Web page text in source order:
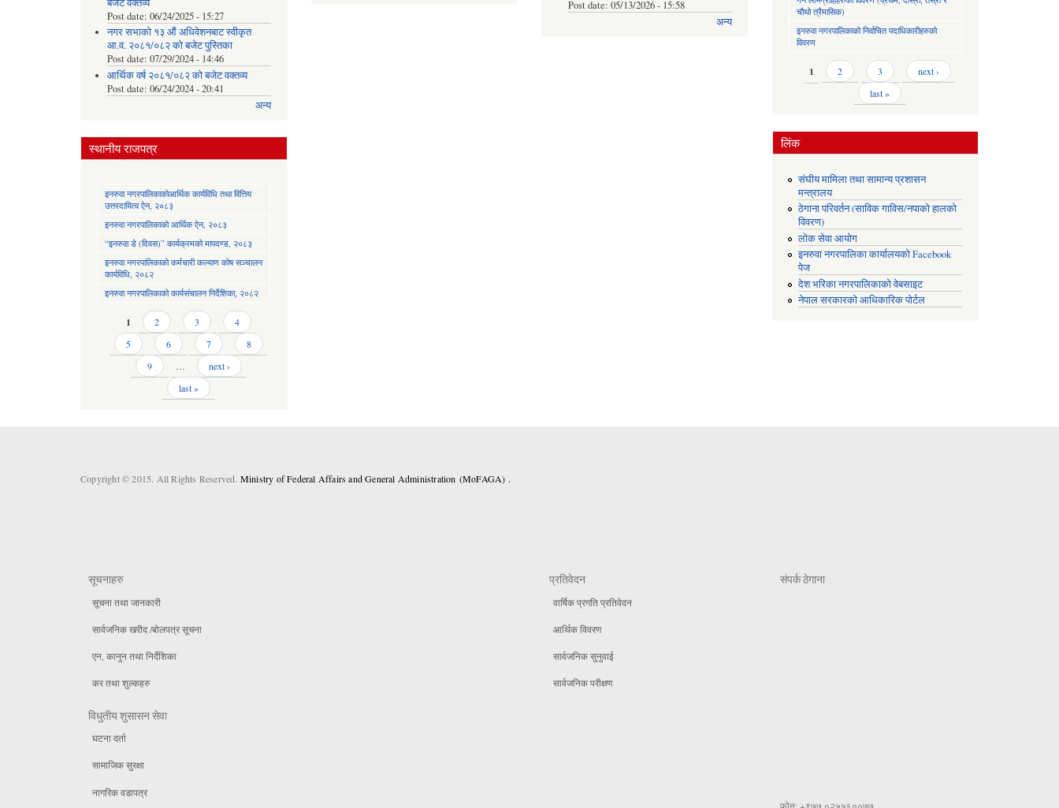
Post date: 06/24/2025 - 15:27
नगर सभाको १३ औं अधिवेशनबाट स्वीकृत
आ.व. २०८१/०८२ को बजेट पुस्तिका
Post date: 07/29/2024 - 14:46
आर्थिक वर्ष २०८१/०८२ को बजेट वक्तव्य
Post date: 06/24/2024 - 20:41
अन्य
स्थानीय राजपत्र
इनरुवा नगरपालिकाकोआर्थिक कार्यविधि तथा वित्तिय
उत्तरदायित्व ऐन, २०८३
इनरुवा नगरपालिकाको आर्थिक ऐन, २०८३
“इनरुवा डे (दिवस)” कार्यक्रमको मापदण्ड, २०८३
इनरुवा नगरपालिकाको कर्मचारी कल्याण कोष सञ्चालन
कार्यविधि, २०८२
इनरुवा नगरपालिकाको कार्यसंचालन निर्देशिका, २०८२
Pages1 2 3
4
5
6 7
8
9
…
next ›
last »
Post date: 05/13/2026 - 15:58
अन्य
चौथो त्रैमासिक)
इनरुवा नगरपालिकाको निर्वाचित पदाधिकारीहरुको
विवरण
Pages
1 2 3
next ›
last »
लिंक
संघीय मामिला तथा सामान्य प्रशासन
मन्त्रालय
ठेगाना परिवर्तन (साविक गाविस/नपाको हालको
विवरण)
लोक सेवा आयोग
इनरुवा नगरपालिका कार्यालयको Facebook
पेज
देश भरिका नगरपालिकाको वेबसाइट
नेपाल सरकारको आधिकारिक पोर्टल
Copyright © 2015. All Rights Reserved. Ministry of Federal Affairs and General Administration (MoFAGA) .
सूचनाहरु
सूचना तथा जानकारी
सार्वजनिक खरीद /बोलपत्र सूचना
एन, कानुन तथा निर्देशिका
कर तथा शुल्कहरु
विधुतीय शुसासन सेवा
घटना दर्ता
सामाजिक सुरक्षा
नागरिक वडापत्र
प्रतिवेदन
वार्षिक प्रगति प्रतिवेदन
आर्थिक विवरण
सार्वजनिक सुनुवाई
सार्वजनिक परीक्षण
संपर्क ठेगाना